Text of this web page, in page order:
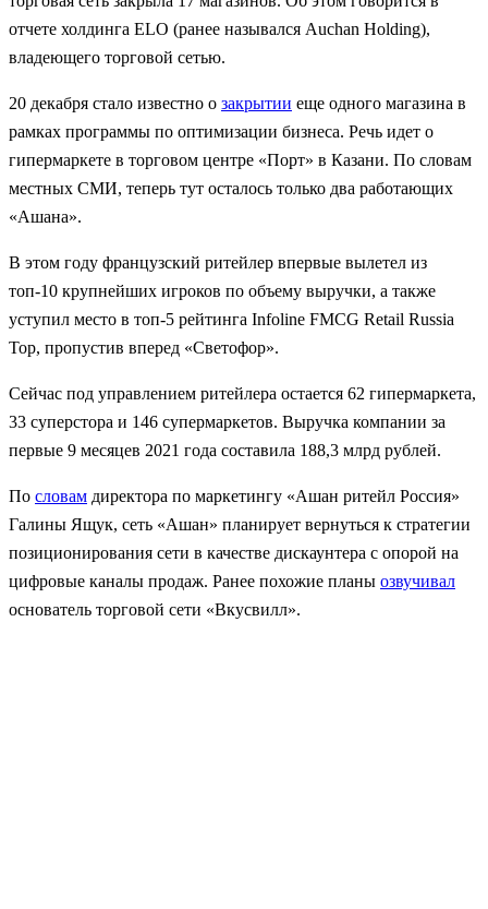
отчете холдинга ELO (ранее назывался Auchan Holding),
владеющего торговой сетью.
20 декабря стало известно о закрытии еще одного магазина в
рамках программы по оптимизации бизнеса. Речь идет о
гипермаркете в торговом центре «Порт» в Казани. По словам
местных СМИ, теперь тут осталось только два работающих
«Ашана».
В этом году французский ритейлер впервые вылетел из
топ-10 крупнейших игроков по объему выручки, а также
уступил место в топ-5 рейтинга Infoline FMCG Retail Russia
Top, пропустив вперед «Светофор».
Сейчас под управлением ритейлера остается 62 гипермаркета,
33 суперстора и 146 супермаркетов. Выручка компании за
первые 9 месяцев 2021 года составила 188,3 млрд рублей.
По словам директора по маркетингу «Ашан ритейл Россия»
Галины Ящук, сеть «Ашан» планирует вернуться к стратегии
позиционирования сети в качестве дискаунтера с опорой на
цифровые каналы продаж. Ранее похожие планы озвучивал
основатель торговой сети «Вкусвилл».